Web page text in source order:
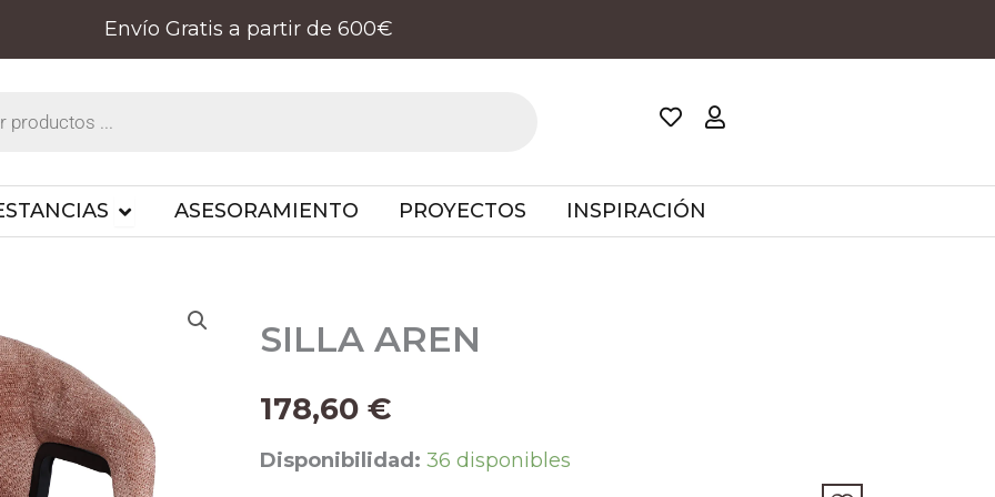
Envío Gratis a partir de 600€
OPEN ESTANCIAS
ASESORAMIENTO PROYECTOS INSPIRACIÓN
SILLA AREN
178,60 €
Disponibilidad: 36 disponibles
SILLA
AREN